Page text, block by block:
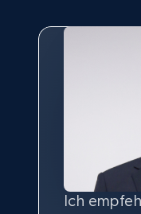
TikTok - Profiles
Account id,
engagement
Like engagement
Ich
Ohne die
Die beste